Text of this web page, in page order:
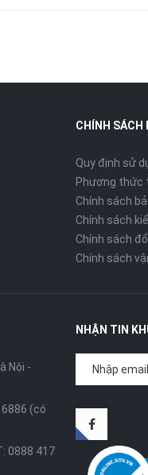
CHÍNH SÁCH
Quy định sử
Phương thức
Chính sách
Chính sách
Chính sách
Chính sách
Nội -
(có
0888 417
NHẬN TIN